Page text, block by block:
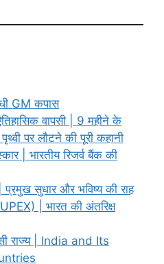
GM कपास
वापसी | 9 महीने के
पर लौटने की पूरी कहानी
| भारतीय रिजर्व बैंक की
सुधार और भविष्य की राह
| भारत की अंतरिक्ष
राज्य | India and Its